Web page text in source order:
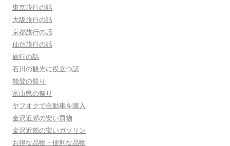
東京旅行の話
大阪旅行の話
京都旅行の話
仙台旅行の話
旅行の話
石川の観光に役立つ話
能登の祭り
富山県の祭り
ヤフオクで自動車を購入
金沢近郊の安い買物
金沢近郊の安いガソリン
お得な品物・便利な品物